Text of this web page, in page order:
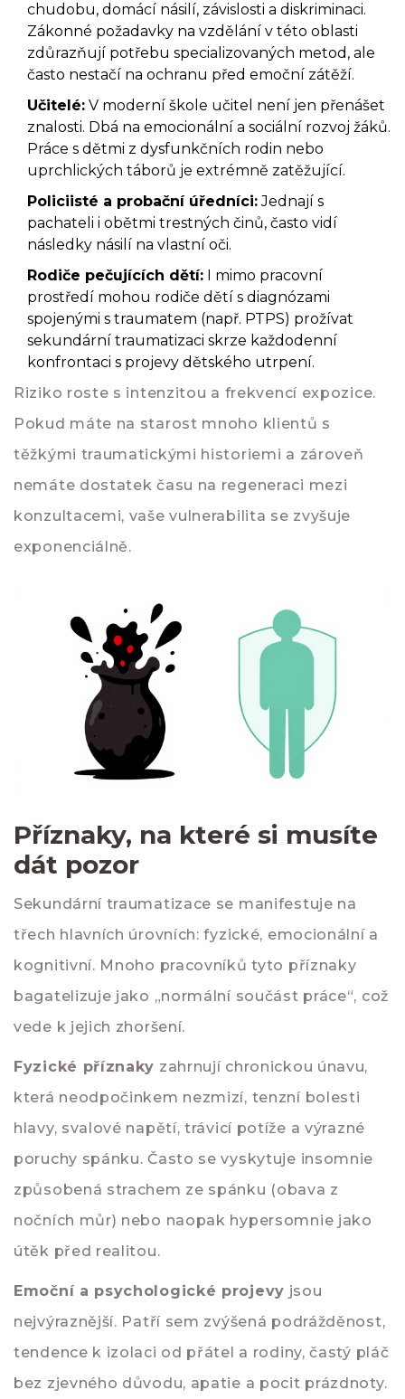
chudobu, domácí násilí, závislosti a diskriminaci.
Zákonné požadavky na vzdělání v této oblasti
zdůrazňují potřebu specializovaných metod, ale
často nestačí na ochranu před emoční zátěží.
Učitelé: V moderní škole učitel není jen přenášet
znalosti. Dbá na emocionální a sociální rozvoj žáků.
Práce s dětmi z dysfunkčních rodin nebo
uprchlických táborů je extrémně zatěžující.
Policiisté a probační úředníci:Jednají s
pachateli i obětmi trestných činů, často vidí
následky násilí na vlastní oči.
Rodiče pečujících dětí: I mimo pracovní
prostředí mohou rodiče dětí s diagnózami
spojenými s traumatem (např. PTPS) prožívat
sekundární traumatizaci skrze každodenní
konfrontaci s projevy dětského utrpení.
Riziko roste s intenzitou a frekvencí expozice.
Pokud máte na starost mnoho klientů s
těžkými traumatickými historiemi a zároveň
nemáte dostatek času na regeneraci mezi
konzultacemi, vaše vulnerabilita se zvyšuje
exponenciálně.
Příznaky, na které si musíte
dát pozor
Sekundární traumatizace se manifestuje na
třech hlavních úrovních: fyzické, emocionální a
kognitivní. Mnoho pracovníků tyto příznaky
bagatelizuje jako „normální součást práce“, což
vede k jejich zhoršení.
Fyzické příznaky zahrnují chronickou únavu,
která neodpočinkem nezmizí, tenzní bolesti
hlavy, svalové napětí, trávicí potíže a výrazné
poruchy spánku. Často se vyskytuje insomnie
způsobená strachem ze spánku (obava z
nočních můr) nebo naopak hypersomnie jako
útěk před realitou.
Emoční a psychologické projevy jsou
nejvýraznější. Patří sem zvýšená podrážděnost,
tendence k izolaci od přátel a rodiny, častý pláč
bez zjevného důvodu, apatie a pocit prázdnoty.